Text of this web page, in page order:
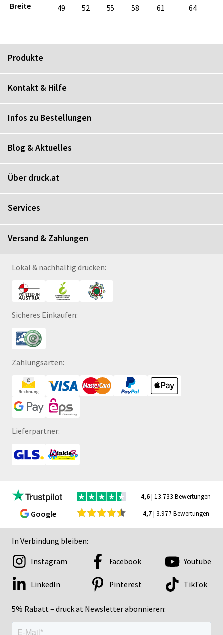
Breite 49 52 55 58 61 64
Produkte
Kontakt & Hilfe
Infos zu Bestellungen
Blog & Aktuelles
Über druck.at
Services
Versand & Zahlungen
Lokal & nachhaltig drucken:
Sicheres Einkaufen:
Zahlungsarten:
Lieferpartner:
4,6| 13.733 Bewertungen
Google 4,7| 3.977 Bewertungen
In Verbindung bleiben:
5% Rabatt – druck.at Newsletter abonnieren:
Instagram Facebook Youtube
LinkedIn Pinterest TikTok